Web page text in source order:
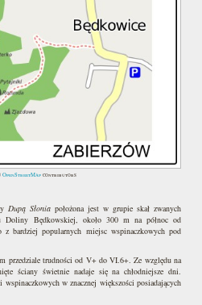
OpenStreetMap contributors
Dupą Słonia położona jest w grupie skał zwanych
Będkowskiej, około 300 m na północ od
bardziej popularnych miejsc wspinaczkowych pod
przedziale trudności od V+ do VI.6+. Ze względu na
ściany świetnie nadaje się na chłodniejsze dni.
w znacznej większości posiadających